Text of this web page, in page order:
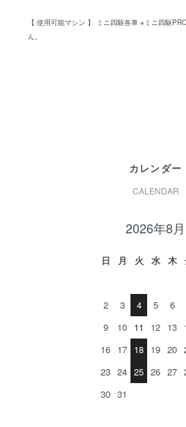
【 使用可能マシン 】 ミニ四駆各車 ※ミニ四駆
ん。
カレンダー
CALENDAR
2026年8月
日 月 火 水 木
2
3 4 5 6
9
10 11 12 13
16 17 18 19 20
23 24 25 26 27
30 31